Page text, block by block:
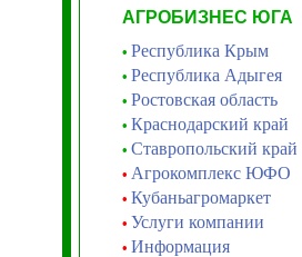
АГРОБИЗНЕС ЮГА
• Республика Крым
• Республика Адыгея
• Ростовская область
• Краснодарский край
• Ставропольский край
• Агрокомплекс ЮФО
• Кубаньагромаркет
• Услуги компании
• Информация